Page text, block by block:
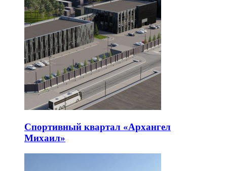
Спортивный квартал «Архангел
Михаил»